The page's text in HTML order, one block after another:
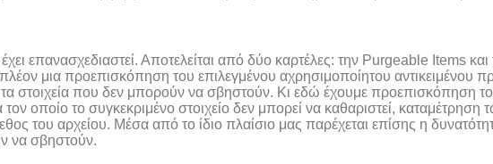
επανασχεδιαστεί. Αποτελείται από δύο καρτέλες: την Purgeable Items
μια προεπισκόπηση του επιλεγμένου αχρησιμοποίητου αντικειμένου
στοιχεία που δεν μπορούν να σβηστούν. Κι εδώ έχουμε προεπισκόπηση
οποίο το συγκεκριμένο στοιχείο δεν μπορεί να καθαριστεί, καταμέτρηση
του αρχείου. Μέσα από το ίδιο πλαίσιο μας παρέχεται επίσης η
να σβηστούν.